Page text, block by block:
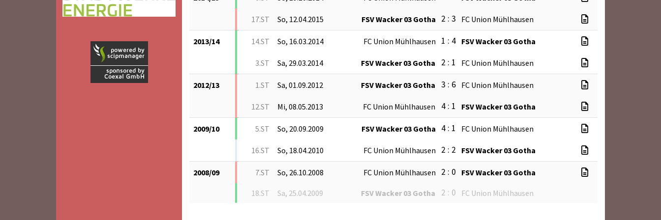
17.ST So, 12.04.2015 FSV Wacker 03 Gotha 2 : 3 FC Union Mühlhausen
2013/14 14.ST So, 16.03.2014 FC Union Mühlhausen 1 : 4 FSV Wacker 03 Gotha
3.ST Sa, 29.03.2014 FSV Wacker 03 Gotha 2 : 1 FC Union Mühlhausen
2012/13 1.ST Sa, 01.09.2012 FSV Wacker 03 Gotha 3 : 6 FC Union Mühlhausen
12.ST Mi, 08.05.2013 FC Union Mühlhausen 4 : 1 FSV Wacker 03 Gotha
2009/10 5.ST So, 20.09.2009 FSV Wacker 03 Gotha 4 : 1 FC Union Mühlhausen
16.ST So, 18.04.2010 FC Union Mühlhausen 2 : 2 FSV Wacker 03 Gotha
2008/09 7.ST So, 26.10.2008 FC Union Mühlhausen 2 : 0 FSV Wacker 03 Gotha
18.ST Sa, 25.04.2009 FSV Wacker 03 Gotha 2 : 0 FC Union Mühlhausen